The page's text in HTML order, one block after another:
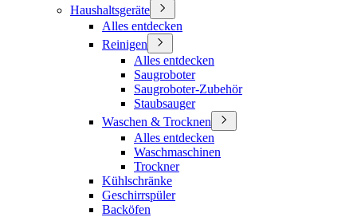
Haushaltsgeräte
Alles entdecken
Reinigen
Alles entdecken
Saugroboter
Saugroboter-Zubehör
Staubsauger
Waschen & Trocknen
Alles entdecken
Waschmaschinen
Trockner
Kühlschränke
Geschirrspüler
Backöfen